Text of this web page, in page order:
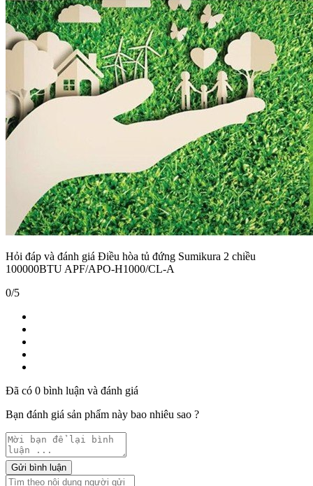
Hỏi đáp và đánh giá Điều hòa tủ đứng Sumikura 2 chiều
100000BTU APF/APO-H1000/CL-A
0/5
Đã có 0 bình luận và đánh giá
Bạn đánh giá sản phẩm này bao nhiêu sao ?
Gửi bình luận